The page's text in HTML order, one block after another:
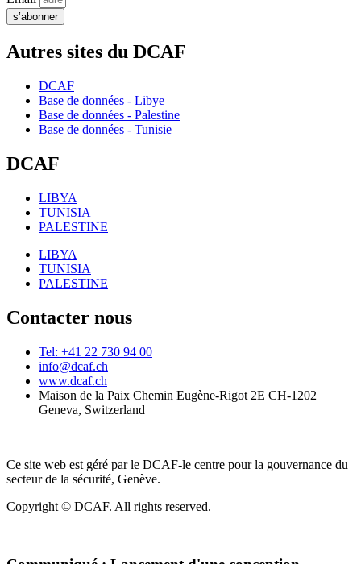
s’abonner
Autres sites du DCAF
DCAF
Base de données - Libye
Base de données - Palestine
Base de données - Tunisie
DCAF
LIBYA
TUNISIA
PALESTINE
LIBYA
TUNISIA
PALESTINE
Contacter nous
Tel: +41 22 730 94 00
info@dcaf.ch
www.dcaf.ch
Maison de la Paix Chemin Eugène-Rigot 2E CH-1202
Geneva, Switzerland
Ce site web est géré par le DCAF-le centre pour la gouvernance du
secteur de la sécurité, Genève.
Copyright © DCAF. All rights reserved.